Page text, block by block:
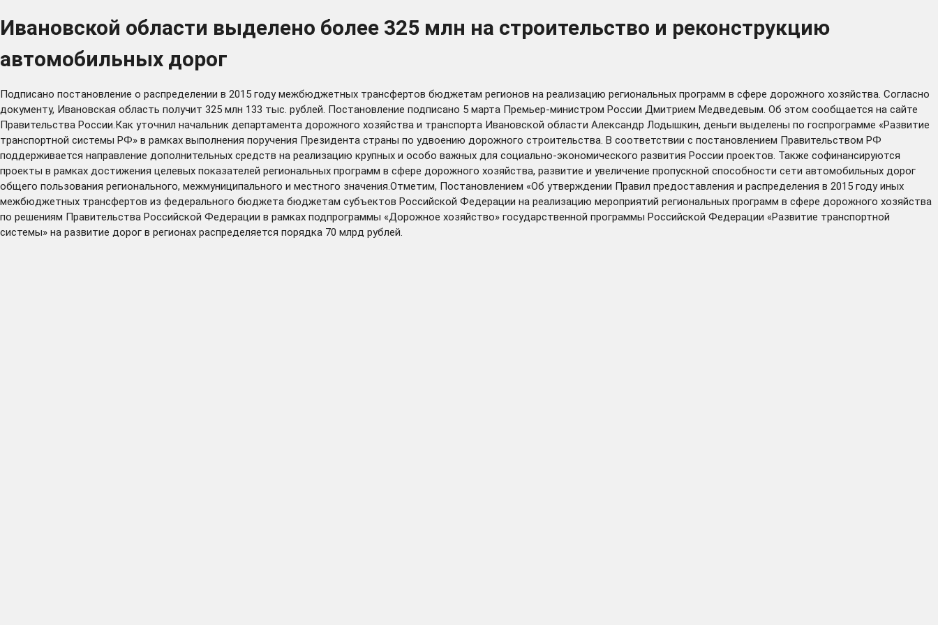
Ивановской области выделено более 325 млн на строительство и реконструкцию
автомобильных дорог
Подписано постановление о распределении в 2015 году межбюджетных трансфертов бюджетам регионов на реализацию региональных программ в сфере дорожного хозяйства. Согласно
документу, Ивановская область получит 325 млн 133 тыс. рублей. Постановление подписано 5 марта Премьер-министром России Дмитрием Медведевым. Об этом сообщается на сайте
Правительства России.Как уточнил начальник департамента дорожного хозяйства и транспорта Ивановской области Александр Лодышкин, деньги выделены по госпрограмме «Развитие
транспортной системы РФ» в рамках выполнения поручения Президента страны по удвоению дорожного строительства. В соответствии с постановлением Правительством РФ
поддерживается направление дополнительных средств на реализацию крупных и особо важных для социально-экономического развития России проектов. Также софинансируются
проекты в рамках достижения целевых показателей региональных программ в сфере дорожного хозяйства, развитие и увеличение пропускной способности сети автомобильных дорог
общего пользования регионального, межмуниципального и местного значения.Отметим, Постановлением «Об утверждении Правил предоставления и распределения в 2015 году иных
межбюджетных трансфертов из федерального бюджета бюджетам субъектов Российской Федерации на реализацию мероприятий региональных программ в сфере дорожного хозяйства
по решениям Правительства Российской Федерации в рамках подпрограммы «Дорожное хозяйство» государственной программы Российской Федерации «Развитие транспортной
системы» на развитие дорог в регионах распределяется порядка 70 млрд рублей.